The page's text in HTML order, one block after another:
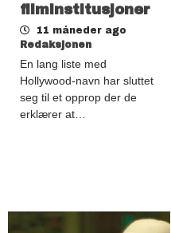
filminstitusjoner
11 måneder ago
Redaksjonen
En lang liste med
Hollywood-navn har sluttet
seg til et opprop der de
erklærer at…